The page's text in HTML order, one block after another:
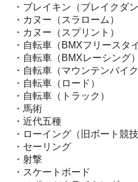
・ブレイキン（ブレイクダン
・カヌー（スラローム）
・カヌー（スプリント）
・自転車（BMXフリースタ
・自転車（BMXレーシング）
・自転車（マウンテンバイク
・自転車（ロード）
・自転車（トラック）
・馬術
・近代五種
・ローイング（旧ボート競技
・セーリング
・射撃
・スケートボード